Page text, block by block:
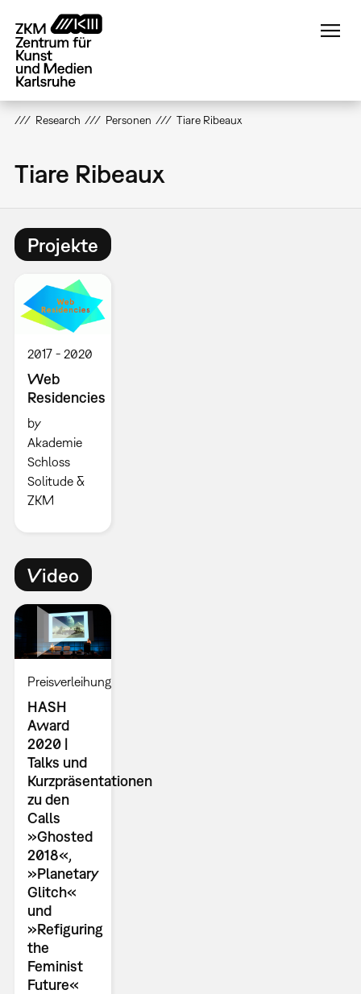
zum
Inhalt
Research Personen Tiare Ribeaux
Tiare Ribeaux
Projekte
2017 2020
Web
Residencies
by
Akademie
Schloss
Solitude &
ZKM
Video
Preisverleihung
HASH
Award
2020 |
Talks und
Kurzpräsentationen
zu den
Calls
»Ghosted
2018«,
»Planetary
Glitch«
und
»Refiguring
the
Feminist
Future«